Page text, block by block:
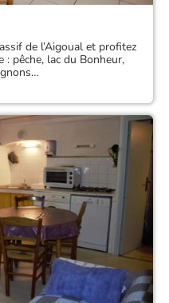
de l’Aigoual et profitez
pêche, lac du Bonheur,